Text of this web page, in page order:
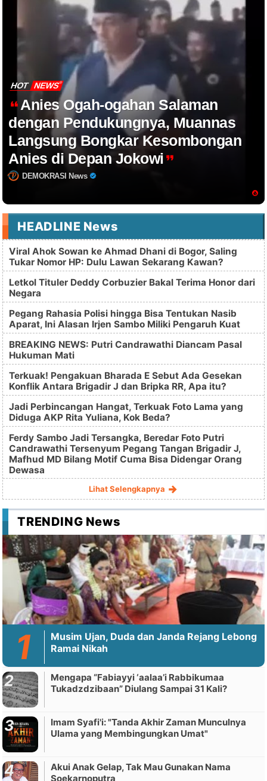
HOT NEWS
Anies Ogah-ogahan Salaman
dengan Pendukungnya, Muannas
Langsung Bongkar Kesombongan
Anies di Depan Jokowi
DEMOKRASI News
HEADLINE News
Viral Ahok Sowan ke Ahmad Dhani di Bogor, Saling
Tukar Nomor HP: Dulu Lawan Sekarang Kawan?
Letkol Tituler Deddy Corbuzier Bakal Terima Honor dari
Negara
Pegang Rahasia Polisi hingga Bisa Tentukan Nasib
Aparat, Ini Alasan Irjen Sambo Miliki Pengaruh Kuat
BREAKING NEWS: Putri Candrawathi Diancam Pasal
Hukuman Mati
Terkuak! Pengakuan Bharada E Sebut Ada Gesekan
Konflik Antara Brigadir J dan Bripka RR, Apa itu?
Jadi Perbincangan Hangat, Terkuak Foto Lama yang
Diduga AKP Rita Yuliana, Kok Beda?
Ferdy Sambo Jadi Tersangka, Beredar Foto Putri
Candrawathi Tersenyum Pegang Tangan Brigadir J,
Mafhud MD Bilang Motif Cuma Bisa Didengar Orang
Dewasa
Lihat Selengkapnya
TRENDING News
Musim Ujan, Duda dan Janda Rejang Lebong
Ramai Nikah
Mengapa “Fabiayyi ‘aalaa’i Rabbikumaa
Tukadzdzibaan” Diulang Sampai 31 Kali?
Imam Syafi'i: "Tanda Akhir Zaman Munculnya
Ulama yang Membingungkan Umat"
Akui Anak Gelap, Tak Mau Gunakan Nama
Soekarnoputra